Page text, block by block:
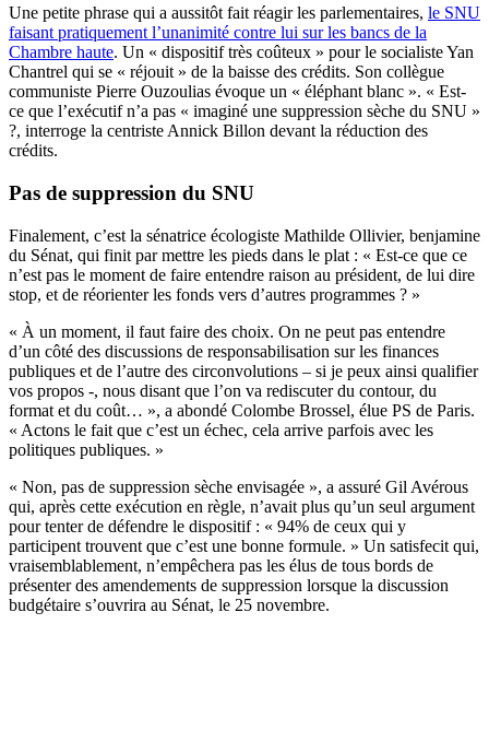
Une petite phrase qui a aussitôt fait réagir les parlementaires, le SNU
faisant pratiquement l’unanimité contre lui sur les bancs de la
Chambre haute. Un « dispositif très coûteux » pour le socialiste Yan
Chantrel qui se « réjouit » de la baisse des crédits. Son collègue
communiste Pierre Ouzoulias évoque un « éléphant blanc ». « Est-
ce que l’exécutif n’a pas « imaginé une suppression sèche du SNU »
?, interroge la centriste Annick Billon devant la réduction des
crédits.
Pas de suppression du SNU
Finalement, c’est la sénatrice écologiste Mathilde Ollivier, benjamine
du Sénat, qui finit par mettre les pieds dans le plat : « Est-ce que ce
n’est pas le moment de faire entendre raison au président, de lui dire
stop, et de réorienter les fonds vers d’autres programmes ? »
« À un moment, il faut faire des choix. On ne peut pas entendre
d’un côté des discussions de responsabilisation sur les finances
publiques et de l’autre des circonvolutions – si je peux ainsi qualifier
vos propos -, nous disant que l’on va rediscuter du contour, du
format et du coût… », a abondé Colombe Brossel, élue PS de Paris.
« Actons le fait que c’est un échec, cela arrive parfois avec les
politiques publiques. »
« Non, pas de suppression sèche envisagée », a assuré Gil Avérous
qui, après cette exécution en règle, n’avait plus qu’un seul argument
pour tenter de défendre le dispositif : « 94% de ceux qui y
participent trouvent que c’est une bonne formule. » Un satisfecit qui,
vraisemblablement, n’empêchera pas les élus de tous bords de
présenter des amendements de suppression lorsque la discussion
budgétaire s’ouvrira au Sénat, le 25 novembre.